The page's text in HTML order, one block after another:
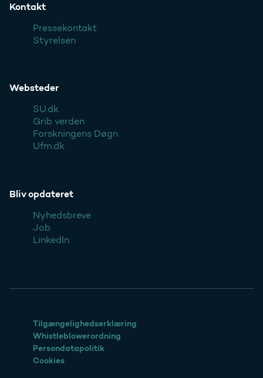
Kontakt
Pressekontakt
Styrelsen
Websteder
SU.dk
Grib verden
Forskningens Døgn
Ufm.dk
Bliv opdateret
Nyhedsbreve
Job
LinkedIn
Tilgængelighedserklæring
Whistleblowerordning
Persondatapolitik
Cookies